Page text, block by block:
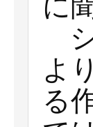
に
シ
よ
る